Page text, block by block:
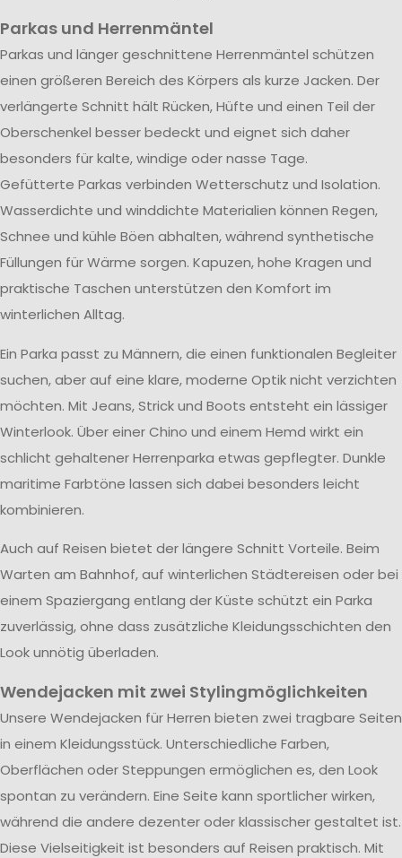
Parkas und Herrenmäntel
Parkas und länger geschnittene Herrenmäntel schützen
einen größeren Bereich des Körpers als kurze Jacken. Der
verlängerte Schnitt hält Rücken, Hüfte und einen Teil der
Oberschenkel besser bedeckt und eignet sich daher
besonders für kalte, windige oder nasse Tage.
Gefütterte Parkas verbinden Wetterschutz und Isolation.
Wasserdichte und winddichte Materialien können Regen,
Schnee und kühle Böen abhalten, während synthetische
Füllungen für Wärme sorgen. Kapuzen, hohe Kragen und
praktische Taschen unterstützen den Komfort im
winterlichen Alltag.
Ein Parka passt zu Männern, die einen funktionalen Begleiter
suchen, aber auf eine klare, moderne Optik nicht verzichten
möchten. Mit Jeans, Strick und Boots entsteht ein lässiger
Winterlook. Über einer Chino und einem Hemd wirkt ein
schlicht gehaltener Herrenparka etwas gepflegter. Dunkle
maritime Farbtöne lassen sich dabei besonders leicht
kombinieren.
Auch auf Reisen bietet der längere Schnitt Vorteile. Beim
Warten am Bahnhof, auf winterlichen Städtereisen oder bei
einem Spaziergang entlang der Küste schützt ein Parka
zuverlässig, ohne dass zusätzliche Kleidungsschichten den
Look unnötig überladen.
Wendejacken mit zwei Stylingmöglichkeiten
Unsere Wendejacken für Herren bieten zwei tragbare Seiten
in einem Kleidungsstück. Unterschiedliche Farben,
Oberflächen oder Steppungen ermöglichen es, den Look
spontan zu verändern. Eine Seite kann sportlicher wirken,
während die andere dezenter oder klassischer gestaltet ist.
Diese Vielseitigkeit ist besonders auf Reisen praktisch. Mit